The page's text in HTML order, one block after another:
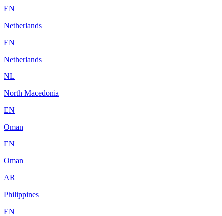
EN
Netherlands
EN
Netherlands
NL
North Macedonia
EN
Oman
EN
Oman
AR
Philippines
EN